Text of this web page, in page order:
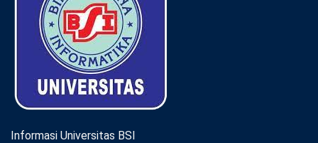
Informasi Universitas BSI